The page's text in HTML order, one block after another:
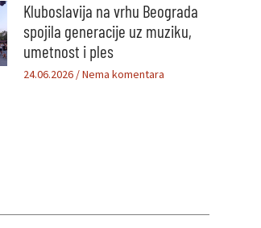
Kluboslavija na vrhu Beograda
spojila generacije uz muziku,
umetnost i ples
24.06.2026 Nema komentara